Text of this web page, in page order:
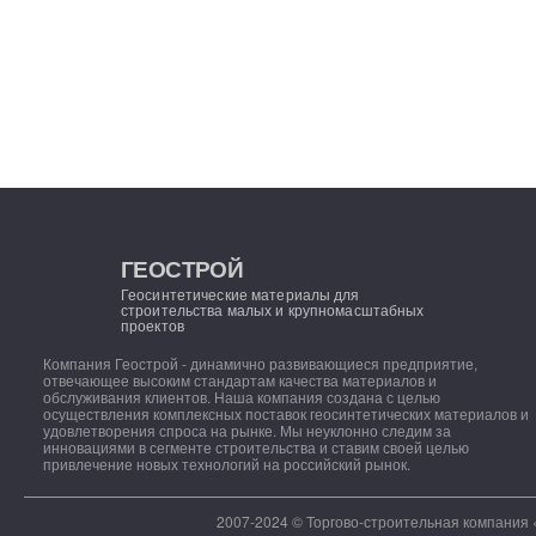
ГЕОСТРОЙ
Геосинтетические материалы для
строительства малых и крупномасштабных
проектов
Компания Геострой - динамично развивающиеся предприятие,
отвечающее высоким стандартам качества материалов и
обслуживания клиентов. Наша компания создана с целью
осуществления комплексных поставок геосинтетических материалов и
удовлетворения спроса на рынке. Мы неуклонно следим за
инновациями в сегменте строительства и ставим своей целью
привлечение новых технологий на российский рынок.
2007-2024 © Торгово-строительная компания